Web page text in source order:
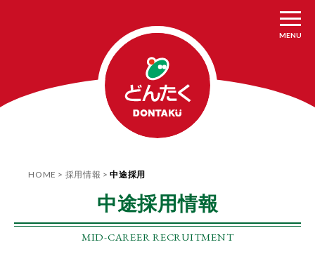
MENU
HOME 採用情報 中途採用
中途採用情報
MID-CAREER RECRUITMENT